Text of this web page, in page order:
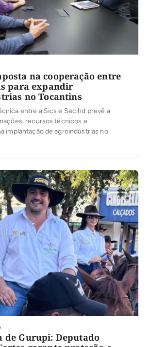
na cooperação entre
para expandir
no Tocantins
entre a Sics e Secihd prevê a
recursos técnicos e
implantação de agroindústrias no
de Gurupi: Deputado